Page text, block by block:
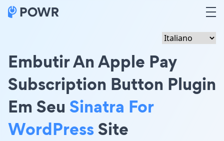
Embutir An Apple Pay
Subscription Button Plugin
Em Seu Sinatra For
WordPressSite